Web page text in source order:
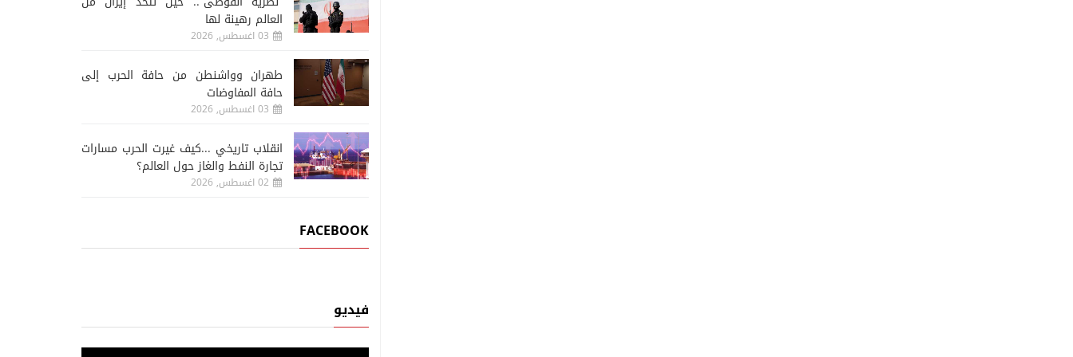
العالم رهينة لها
03 اغسطس, 2026
طهران وواشنطن من حافة الحرب إلى
حافة المفاوضات
03 اغسطس, 2026
انقلاب تاريخي ...كيف غيرت الحرب مسارات
تجارة النفط والغاز حول العالم؟
02 اغسطس, 2026
FACEBOOK
فيديو